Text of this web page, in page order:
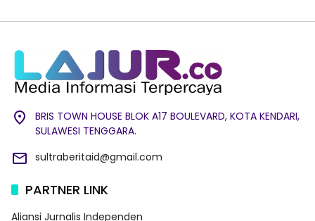
BRIS TOWN HOUSE BLOK A17 BOULEVARD, KOTA KENDARI,
SULAWESI TENGGARA.
sultraberitaid@gmail.com
PARTNER LINK
Aliansi Jurnalis Independen